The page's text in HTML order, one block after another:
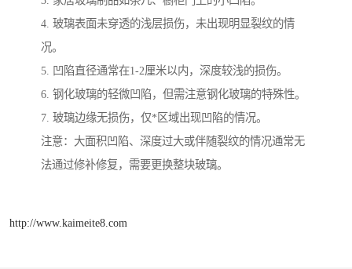
4. 玻璃表面未穿透的浅层损伤，未出现明显裂纹的情
况。
5. 凹陷直径通常在1-2厘米以内，深度较浅的损伤。
6. 钢化玻璃的轻微凹陷，但需注意钢化玻璃的特殊性。
7. 玻璃边缘无损伤，仅*区域出现凹陷的情况。
注意：大面积凹陷、深度过大或伴随裂纹的情况通常无
法通过修补修复，需要更换整块玻璃。
http://www.kaimeite8.com